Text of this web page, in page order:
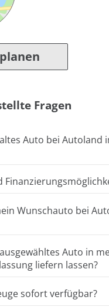
Fragen
Auto bei Autoland
Wunschauto bei
Auto in
liefern lassen?
sofort verfügbar?